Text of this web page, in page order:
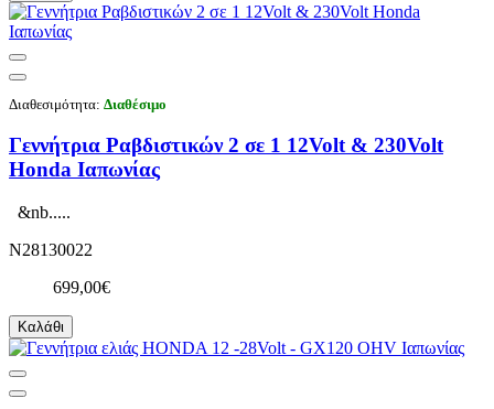
Διαθεσιμότητα: Διαθέσιμο
Γεννήτρια Ραβδιστικών 2 σε 1 12Volt & 230Volt
Honda Ιαπωνίας
&nb.....
N28130022
699,00€
Καλάθι